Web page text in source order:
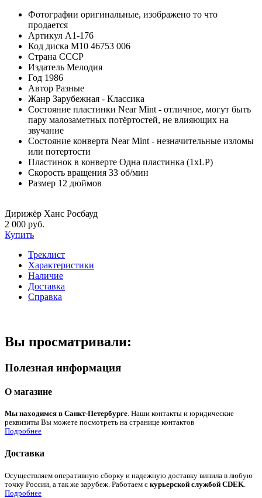
Фотографии оригинальные, изображено то что
продается
Артикул A1-176
Код диска М10 46753 006
Страна СССР
Издатель Мелодия
Год 1986
Автор Разные
Жанр Зарубежная - Классика
Состояние пластинки Near Mint - отличное, могут быть
пару малозаметных потёртостей, не влияющих на
звучание
Состояние конверта Near Mint - незначительные изломы
или потертости
Пластинок в конверте Одна пластинка (1xLP)
Скорость вращения 33 об/мин
Размер 12 дюймов
Дирижёр Ханс Росбауд
2 000 руб.
Купить
Треклист
Характеристики
Наличие
Доставка
Справка
Вы просматривали:
Полезная информация
О магазине
Мы находимся в Санкт-Петербурге. Наши контакты и юридические
реквизиты Вы можете посмотреть на странице контактов
Подробнее
Доставка
Осуществляем оперативную сборку и надежную доставку винила в любую
точку России, а так же зарубеж. Работаем с курьерской службой CDEK
Подробнее